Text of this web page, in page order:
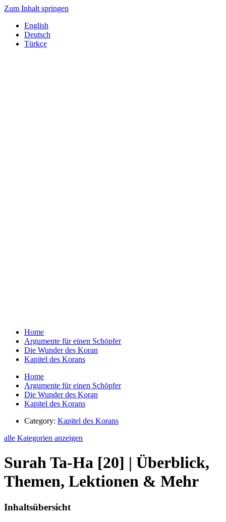
Zum Inhalt springen
English
Deutsch
Türkçe
Home
Argumente für einen Schöpfer
Die Wunder des Koran
Kapitel des Korans
Home
Argumente für einen Schöpfer
Die Wunder des Koran
Kapitel des Korans
Category: Kapitel des Korans
alle Kategorien anzeigen
Surah Ta-Ha [20] | Überblick,
Themen, Lektionen & Mehr
Inhaltsübersicht